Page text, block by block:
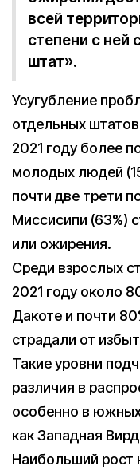
всей
степени с ней
штат».
Усугубление
отдельных
2021 году более
молодых людей
почти две трети
Миссисипи (63%)
или ожирения.
Среди взрослых
2021 году около
Дакоте и почти
страдали от
Такие уровни
различия в
особенно в
как Западная
Наибольший рост